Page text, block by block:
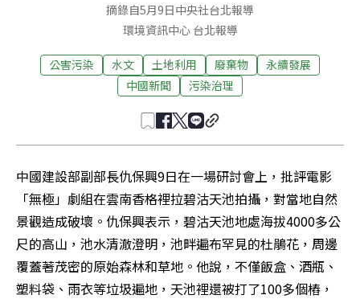
摘錄自5月9日中央社台北報導
環境資訊中心 台北報導
公害污染 水文 土地利用 廢棄物
永續發展
中國新聞
污染治理
中國建設部副部長仇保興9日在一場研討會上，批評電影
「無極」劇組在雲南香格裡拉碧沽天池拍攝，對當地自然
景觀造成破壞。仇保興表示，碧沽天池地處海拔4000多公
尺的高山，池水清澈澄明，池畔遍布罕見的杜鵑花，周邊
覆蓋著茂密的原始森林和草地。他說，不僅飯盒、酒瓶、
塑料袋、雨衣等垃圾遍地，天池裡還被打了100多個樁，